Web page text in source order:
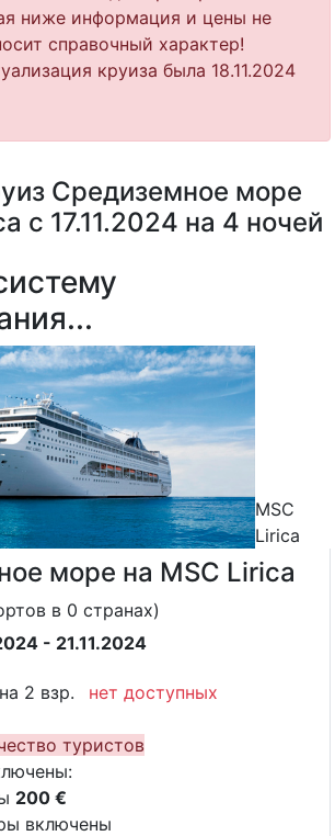
ниже информация и цены не
справочный характер!
круиза была 18.11.2024
Средиземное море
с 17.11.2024 на 4 ночей
MSC
Lirica
море на MSC Lirica
в 0 странах)
- 21.11.2024
2 взр.
нет доступных
туристов
200 €
включены